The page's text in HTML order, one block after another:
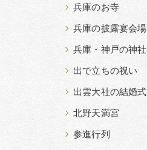
兵庫のお寺
兵庫の披露宴会場
兵庫・神戸の神社
出で立ちの祝い
出雲大社の結婚式
北野天満宮
参進行列